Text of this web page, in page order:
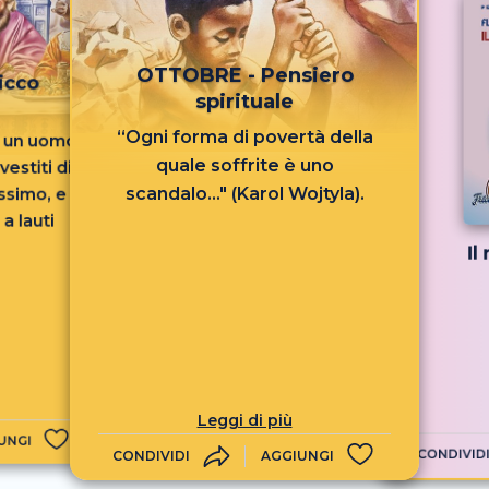
uomo
di
e
lauti
OTTOBRE - Pensiero
spirituale
“Ogni forma di povertà della
quale soffrite è uno
scandalo..." (Karol Wojtyla).
Leggi di più
CONDIVIDI AGGIUNGI
Il
CONDIVIDI